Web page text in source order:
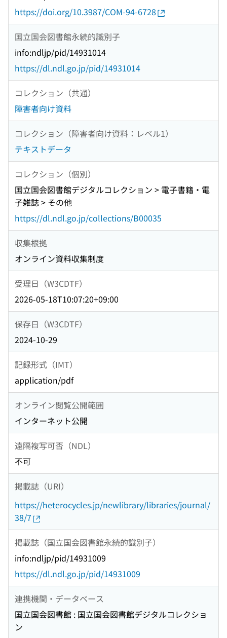
https://doi.org/10.3987/COM-94-6728
国立国会図書館永続的識別子
info:ndljp/pid/14931014
https://dl.ndl.go.jp/pid/14931014
コレクション（共通）
障害者向け資料
コレクション（障害者向け資料：レベル1）
テキストデータ
コレクション（個別）
国立国会図書館デジタルコレクション > 電子書籍・電
子雑誌 > その他
https://dl.ndl.go.jp/collections/B00035
収集根拠
オンライン資料収集制度
受理日（W3CDTF）
2026-05-18T10:07:20+09:00
保存日（W3CDTF）
2024-10-29
記録形式（IMT）
application/pdf
オンライン閲覧公開範囲
インターネット公開
遠隔複写可否（NDL）
不可
掲載誌（URI）
https://heterocycles.jp/newlibrary/libraries/journal/
38/7
掲載誌（国立国会図書館永続的識別子）
info:ndljp/pid/14931009
https://dl.ndl.go.jp/pid/14931009
連携機関・データベース
国立国会図書館 : 国立国会図書館デジタルコレクショ
ン